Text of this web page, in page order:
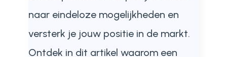
naar eindeloze mogelijkheden en
versterk je jouw positie in de markt.
Ontdek in dit artikel waarom een